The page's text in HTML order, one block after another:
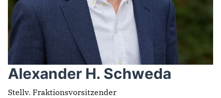
Alexander H. Schweda
Stellv. Fraktionsvorsitzender